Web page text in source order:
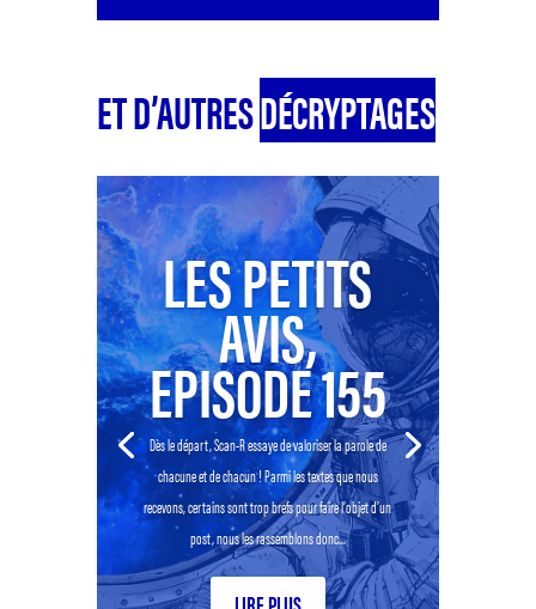
ET D’AUTRESDÉCRYPTAGES
LES PETITS
AVIS,
EPISODE 155
Dès le départ, Scan-R essaye de valoriser la parole de
chacune et de chacun ! Parmi les textes que nous
recevons, certains sont trop brefs pour faire l’objet d’un
post, nous les rassemblons donc...